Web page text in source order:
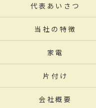
代表あいさつ
当社の特徴
家電
片付け
会社概要